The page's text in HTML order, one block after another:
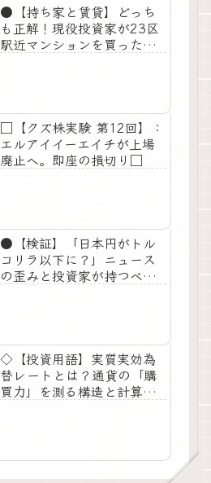
●【持ち家と賃貸】どっち
も正解！現役投資家が23区
駅近マンションを買った理
□【クズ株実験 第12回】：
エルアイイーエイチが上場
廃止へ。即座の損切り□
●【検証】「日本円がトル
コリラ以下に？」ニュース
の歪みと投資家が持つべき
◇【投資用語】実質実効為
替レートとは？通貨の「購
買力」を測る構造と計算の